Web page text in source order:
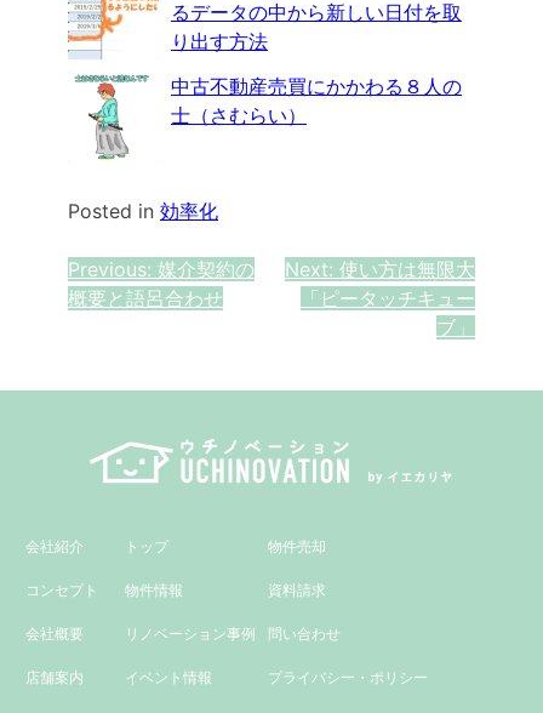
るデータの中から新しい日付を取
り出す方法
中古不動産売買にかかわる８人の
士（さむらい）
Posted in 効率化
投
稿
ゲ
シ
ョ
ン
Previous: 媒介契約の
概要と語呂合わせ
Next: 使い方は無限大
「ピータッチキュー
ブ」
会社紹介
コンセプト
会社概要
店舗案内
トップ
物件情報
リノベーション事例
イベント情報
物件売却
資料請求
問い合わせ
プライバシー・ポリシー